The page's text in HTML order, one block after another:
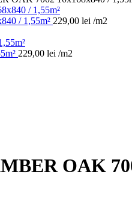
/ 1,55m² 229,00 lei /m2
229,00 lei /m2
OAK